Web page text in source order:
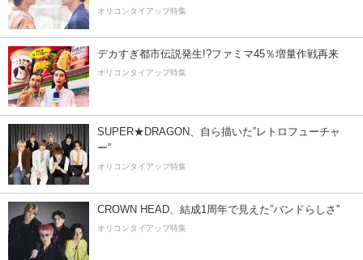
オリコンタイアップ特集
デカすぎ都市伝説発生!?ファミマ45％増量作戦再来
オリコンタイアップ特集
SUPER★DRAGON、自ら描いた”レトロフューチャ
ー”
オリコンタイアップ特集
CROWN HEAD、結成1周年で見えた”バンドらしさ”
オリコンタイアップ特集